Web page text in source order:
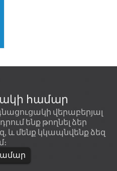
համար
վերաբերյալ
ենք թողնել ձեր
և մենք կկապնվենք ձեզ